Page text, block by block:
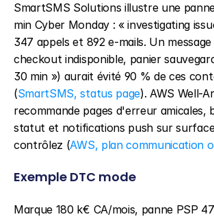
SmartSMS Solutions illustre une
min Cyber Monday : « investigating
347 appels et 892 e-mails. Un
checkout indisponible, panier
30 min ») aurait évité 90 % de ces
(SmartSMS, status page). AWS Well-
recommande pages d'erreur amicales,
statut et notifications push sur
contrôlez (AWS, plan communication
Exemple DTC mode
Marque 180 k€ CA/mois, panne PSP